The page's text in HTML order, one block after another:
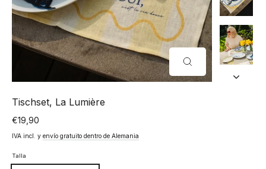
CERRAR
(ESC)
Tischset, La Lumière
Precio
normal
€19,90
IVA incl. y envío gratuito dentro de Alemania
Talla